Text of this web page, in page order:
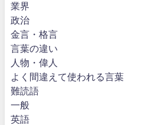
業界
政治
金言・格言
言葉の違い
人物・偉人
よく間違えて使われる言葉
難読語
一般
英語